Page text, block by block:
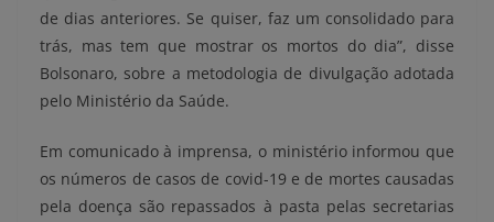
de dias anteriores. Se quiser, faz um consolidado para
trás, mas tem que mostrar os mortos do dia”, disse
Bolsonaro, sobre a metodologia de divulgação adotada
pelo Ministério da Saúde.
Em comunicado à imprensa, o ministério informou que
os números de casos de covid-19 e de mortes causadas
pela doença são repassados à pasta pelas secretarias